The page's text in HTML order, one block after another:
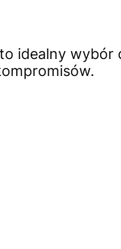
to idealny